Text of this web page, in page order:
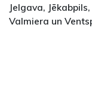
Jelgava,
Valmiera un